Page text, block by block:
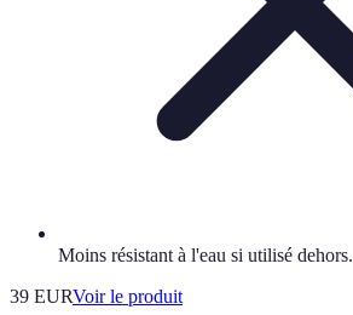
Moins résistant à l'eau si utilisé dehors.
39 EURVoir le produit